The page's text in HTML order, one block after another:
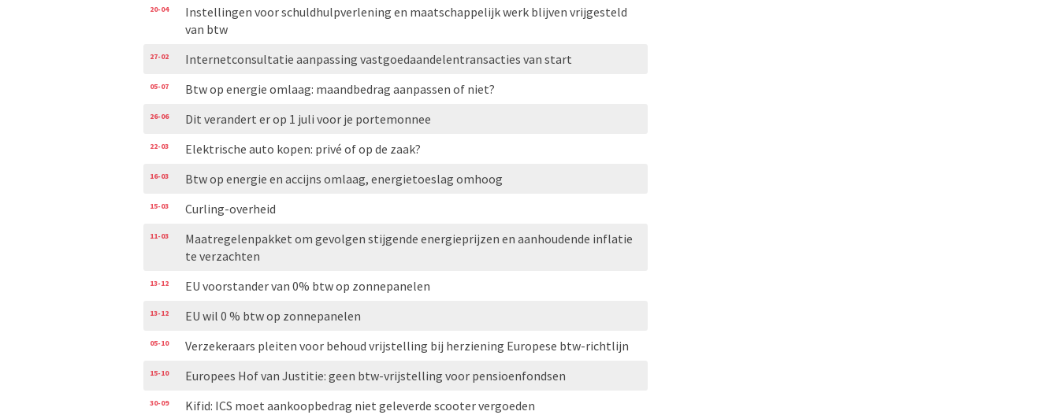
20-04
Instellingen voor schuldhulpverlening en maatschappelijk werk blijven vrijgesteld
van btw
27-02 Internetconsultatie aanpassing vastgoedaandelentransacties van start
05-07 Btw op energie omlaag: maandbedrag aanpassen of niet?
26-06 Dit verandert er op 1 juli voor je portemonnee
22-03 Elektrische auto kopen: privé of op de zaak?
16-03 Btw op energie en accijns omlaag, energietoeslag omhoog
15-03 Curling-overheid
11-03
Maatregelenpakket om gevolgen stijgende energieprijzen en aanhoudende inflatie
te verzachten
13-12 EU voorstander van 0% btw op zonnepanelen
13-12 EU wil 0 % btw op zonnepanelen
05-10 Verzekeraars pleiten voor behoud vrijstelling bij herziening Europese btw-richtlijn
15-10 Europees Hof van Justitie: geen btw-vrijstelling voor pensioenfondsen
30-09 Kifid: ICS moet aankoopbedrag niet geleverde scooter vergoeden